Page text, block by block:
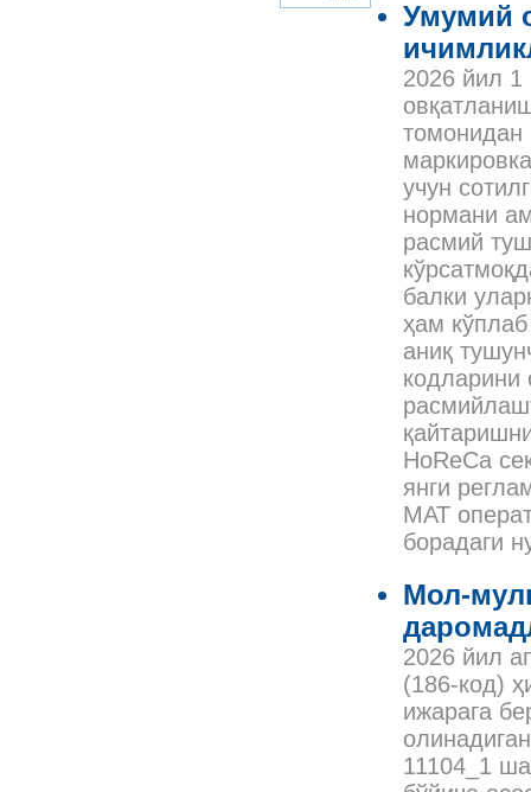
Умумий
2026 йил
томонидан
учун
нормани
расмий
балки
ҳам
аниқ
кодларини
HoReCa
янги
МАТ
борадаги
Мол-
2026 йил
(186-код)
ижарага
11104_1